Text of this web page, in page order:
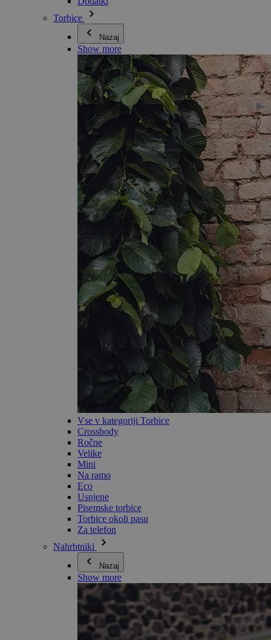
Torbice
Nazaj
Show more
Vse v kategoriji Torbice
Crossbody
Ročne
Velike
Mini
Na ramo
Eco
Usnjene
Pisemske torbice
Torbice okoli pasu
Za telefon
Nahrbtniki
Nazaj
Show more